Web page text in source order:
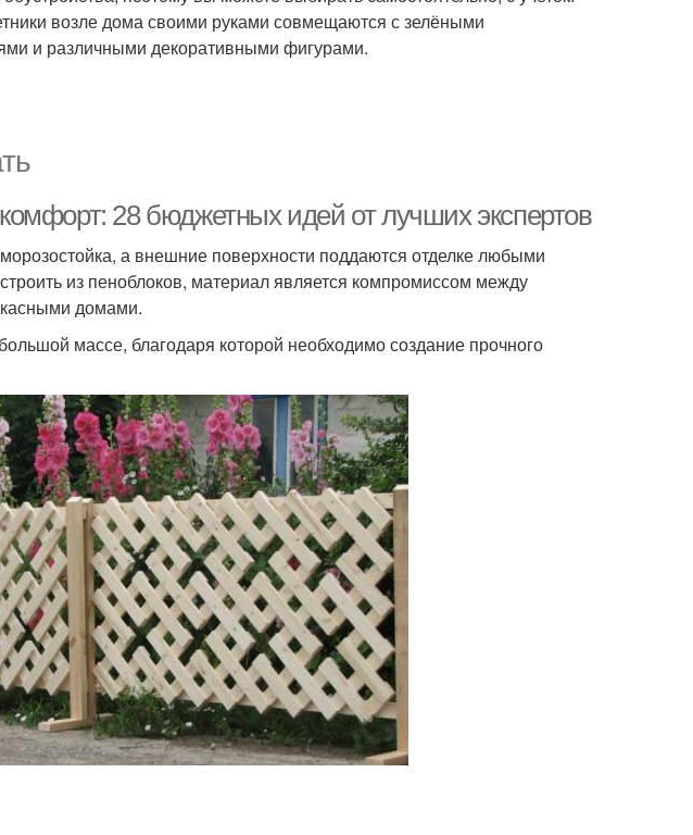
возле дома своими руками совмещаются с зелёными
и различными декоративными фигурами.
28 бюджетных идей от лучших экспертов
а внешние поверхности поддаются отделке любыми
из пеноблоков, материал является компромиссом между
домами.
массе, благодаря которой необходимо создание прочного